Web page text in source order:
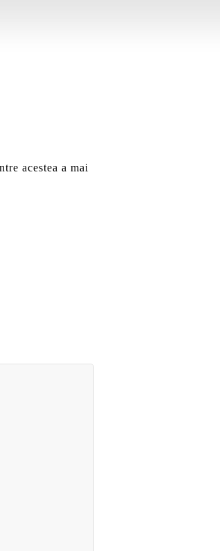
acestea a mai